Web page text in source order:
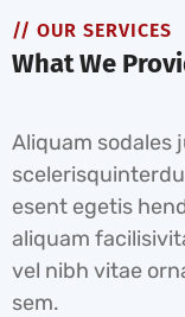
// OUR SERVICES
What We
Aliquam sodales
esent egetis
aliquam
vel nibh vitae
sem.